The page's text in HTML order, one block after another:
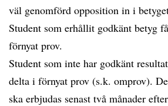
väl genomförd opposition in i
Student som erhållit godkänt betyg
förnyat prov.
Student som inte har godkänt
delta i förnyat prov (s.k. omprov).
ska erbjudas senast två månader